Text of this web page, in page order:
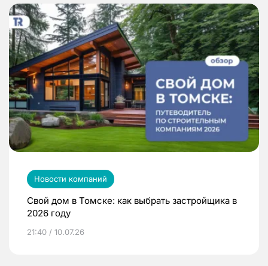
Новости компаний
Свой дом в Томске: как выбрать застройщика в
2026 году
21:40 / 10.07.26